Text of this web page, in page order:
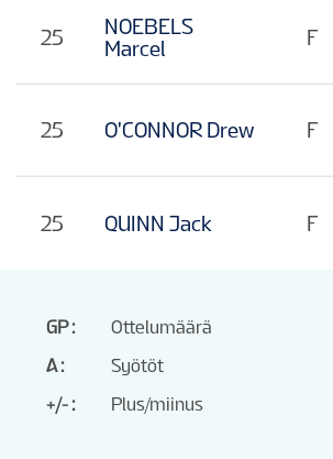
25
NOEBELS
Marcel
25 O'CONNOR Drew
25 QUINN Jack
F
F
F
GP
Ottelumäärä
A
Syötöt
+/-
Plus/miinus